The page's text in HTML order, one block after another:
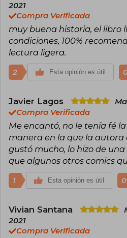
2021
Compra Verificada
muy buena historia, el libro
condiciones, 100%
lectura ligera.
2 Esta opinión es útil
Javier Lagos
Compra Verificada
Me encantó, no le tenía fé
manera en la que la
gustó mucho, lo hizo de
que algunos otros comics
1 Esta opinión es útil 0
Vivian Santana
2021
Compra Verificada